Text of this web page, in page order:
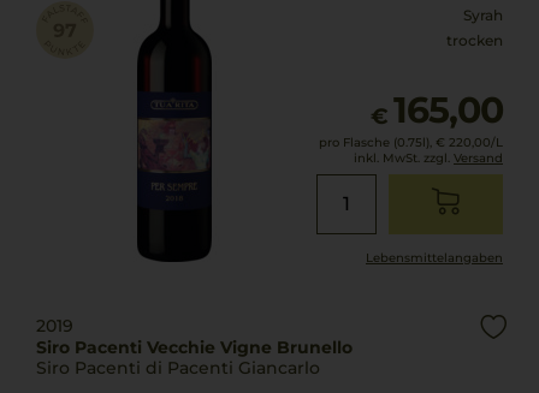
Syrah
trocken
€ 165,00
pro Flasche (0.75l), € 220,00/L
inkl. MwSt. zzgl. Versand
Lebensmittel­angaben
2019
Siro Pacenti Vecchie Vigne Brunello
Siro Pacenti di Pacenti Giancarlo